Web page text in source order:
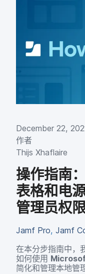
December 22,
作者
Thijs Xhaflaire
操作​指南
表格​和​电
管理员​权
Jamf Pro, Jamf
在​本分步​指南​中，​
如何​使用
简化​和​管理​本​地​管